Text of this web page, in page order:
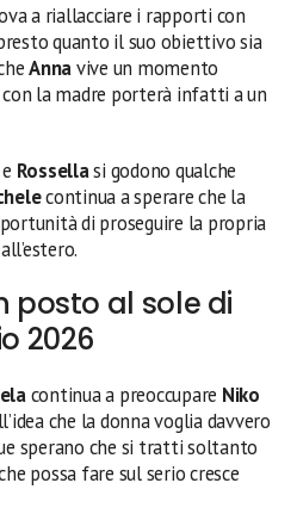
a riallacciare i rapporti con
quanto il suo obiettivo sia
Annavive un momento
la madre porterà infatti a un
e Rossellasi godono qualche
continua a sperare che la
di proseguire la propria
posto al sole di
2026
continua a preoccupare Niko
che la donna voglia davvero
sperano che si tratti soltanto
possa fare sul serio cresce